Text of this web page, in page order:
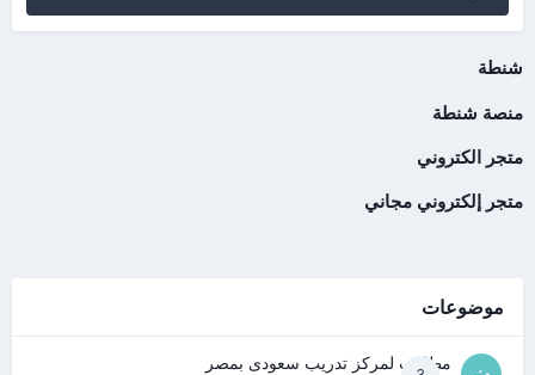
شنطة
منصة شنطة
متجر الكتروني
متجر إلكتروني مجاني
موضوعات
مطلوب لمركز تدريب سعودى بمصر